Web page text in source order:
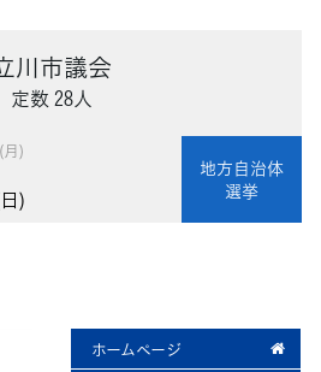
川市議会
定数 28人
)
)
地方自治体
選挙
ホームページ